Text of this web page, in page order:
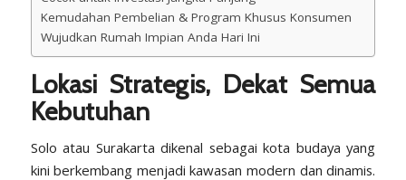
Kemudahan Pembelian & Program Khusus Konsumen
Wujudkan Rumah Impian Anda Hari Ini
Lokasi Strategis, Dekat Semua
Kebutuhan
Solo atau Surakarta dikenal sebagai kota budaya yang
kini berkembang menjadi kawasan modern dan dinamis.